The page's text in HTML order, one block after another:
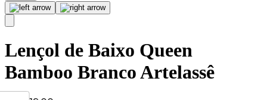
Lençol de Baixo Queen
Bamboo Branco Artelassê